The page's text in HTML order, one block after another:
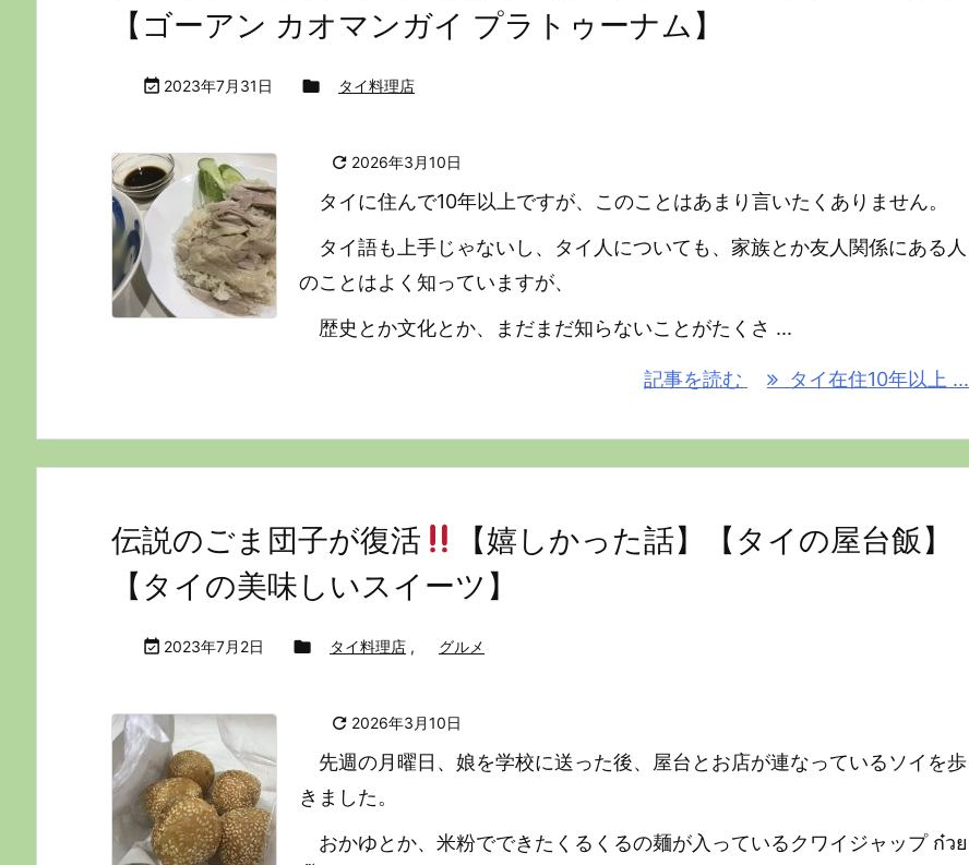
【ゴーアン カオマンガイ プラトゥーナム】
 2023年7月31日  タイ料理店
 2026年3月10日
タイに住んで10年以上ですが、このことはあまり言いたくありません。
タイ語も上手じゃないし、タイ人についても、家族とか友人関係にある人
のことはよく知っていますが、
歴史とか文化とか、まだまだ知らないことがたくさ ...
記事を読む タイ在住10年以上 ...
伝説のごま団子が復活
【嬉しかった話】【タイの屋台飯】
【タイの美味しいスイーツ】
 2023年7月2日  タイ料理店 , グルメ
 2026年3月10日
先週の月曜日、娘を学校に送った後、屋台とお店が連なっているソイを歩
きました。
おかゆとか、米粉でできたくるくるの麺が入っているクワイジャップ ก๋วย